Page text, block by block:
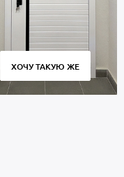
ХОЧУ ТАКУЮ ЖЕ